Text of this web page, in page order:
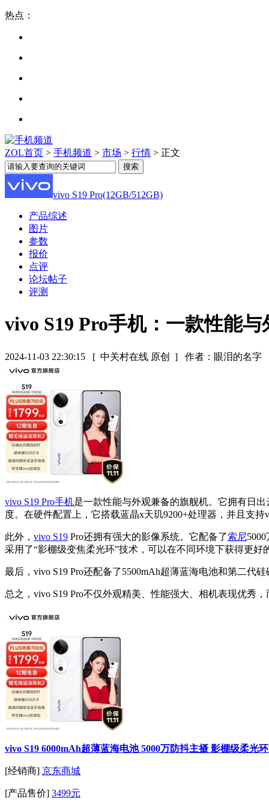
热点：
ZOL首页 > 手机频道 > 市场 > 行情 > 正文
vivo S19 Pro(12GB/512GB)
产品综述
图片
参数
报价
点评
论坛帖子
评测
vivo S19 Pro手机：一款性能
2024-11-03 22:30:15 [ 中关村在线 原创 ] 作者：眼泪的名字
vivo S19 Pro手机是一款性能与外观兼备的旗舰机。它拥有日
度。在硬件配置上，它搭载蓝晶x天玑9200+处理器，并且支
此外， vivo S19 Pro还拥有强大的影像系统。它配备了索尼
采用了“影棚级变焦柔光环”技术，可以在不同环境下获得更好
最后，vivo S19 Pro还配备了5500mAh超薄蓝海电池和第二代
总之，vivo S19 Pro不仅外观精美、性能强大、相机表现优秀
vivo S19 6000mAh超薄蓝海电池 5000万防抖主摄 影棚级柔光
[经销商] 京东商城
[产品售价] 3499元